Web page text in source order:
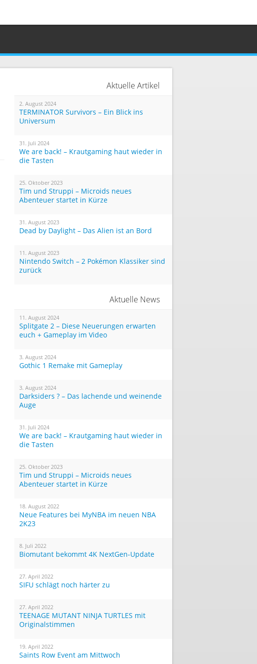
Aktuelle Artikel
2. August 2024
TERMINATOR Survivors – Ein Blick ins
Universum
31. Juli 2024
We are back! – Krautgaming haut wieder in
die Tasten
25. Oktober 2023
Tim und Struppi – Microids neues
Abenteuer startet in Kürze
31. August 2023
Dead by Daylight – Das Alien ist an Bord
11. August 2023
Nintendo Switch – 2 Pokémon Klassiker sind
zurück
Aktuelle News
11. August 2024
Splitgate 2 – Diese Neuerungen erwarten
euch + Gameplay im Video
3. August 2024
Gothic 1 Remake mit Gameplay
3. August 2024
Darksiders ? – Das lachende und weinende
Auge
31. Juli 2024
We are back! – Krautgaming haut wieder in
die Tasten
25. Oktober 2023
Tim und Struppi – Microids neues
Abenteuer startet in Kürze
18. August 2022
Neue Features bei MyNBA im neuen NBA
2K23
8. Juli 2022
Biomutant bekommt 4K NextGen-Update
27. April 2022
SIFU schlägt noch härter zu
27. April 2022
TEENAGE MUTANT NINJA TURTLES mit
Originalstimmen
19. April 2022
Saints Row Event am Mittwoch